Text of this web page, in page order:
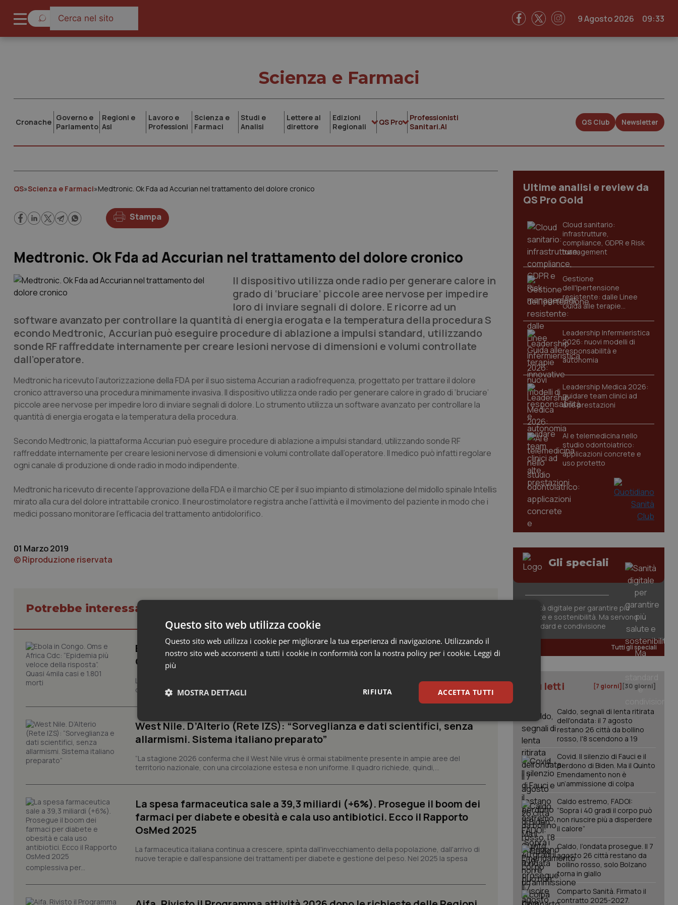
9 Agosto 2026 09:33
Scienza e Farmaci
Cronache Governo e
Parlamento
Regioni e
Asl
Lavoro e
Professioni
Scienza e
Farmaci
Studi e
Analisi
Lettere al
direttore
Edizioni
Regionali
QS Pro
Professionisti
Sanitari.AI
QS Club Newsletter
QS»Scienza e Farmaci»Medtronic. Ok Fda ad Accurian nel trattamento del dolore cronico
Stampa
Medtronic. Ok Fda ad Accurian nel trattamento del dolore cronico
Il dispositivo utilizza onde radio per generare calore in
grado di ‘bruciare’ piccole aree nervose per impedire
loro di inviare segnali di dolore. E ricorre ad un
software avanzato per controllare la quantità di energia erogata e la temperatura della procedura S
econdo Medtronic, Accurian può eseguire procedure di ablazione a impulsi standard, utilizzando
sonde RF raffreddate internamente per creare lesioni nervose di dimensioni e volumi controllate
dall’operatore.
Medtronic ha ricevuto l’autorizzazione della FDA per il suo sistema Accurian a radiofrequenza, progettato per trattare il dolore
cronico attraverso una procedura minimamente invasiva. Il dispositivo utilizza onde radio per generare calore in grado di ‘bruciare’
piccole aree nervose per impedire loro di inviare segnali di dolore. Lo strumento utilizza un software avanzato per controllare la
quantità di energia erogata e la temperatura della procedura.
Secondo Medtronic, la piattaforma Accurian può eseguire procedure di ablazione a impulsi standard, utilizzando sonde RF
raffreddate internamente per creare lesioni nervose di dimensioni e volumi controllate dall’operatore. Il medico può infatti regolare
ogni canale di produzione di onde radio in modo indipendente.
Medtronic ha ricevuto di recente l’approvazione della FDA e il marchio CE per il suo impianto di stimolazione del midollo spinale Intellis
mirato alla cura del dolore intrattabile cronico. Il neurostimolatore registra anche l’attività e il movimento del paziente in modo che i
medici possano monitorare l’efficacia del trattamento antidolorifico.
01 Marzo 2019
© Riproduzione riservata
Potrebbe interessarti in Scienza e Farmaci
Ebola in Congo. Oms e Africa Cdc: “Epidemia più veloce della risposta”.
Quasi 4mila casi e 1.801 morti
L’epidemia di Ebola nella Repubblica Democratica del Congo continua a correre e, in alcune aree orientali
del Paese, sta avanzando più rapidamente della capacità di risposta. Al 4 agosto sono...
West Nile. D’Alterio (Rete IZS): “Sorveglianza e dati scientifici, senza
allarmismi. Sistema italiano preparato”
“La stagione 2026 conferma che il West Nile virus è ormai stabilmente presente in ampie aree del
territorio nazionale, con una circolazione estesa e non uniforme. Il quadro richiede, quindi,...
La spesa farmaceutica sale a 39,3 miliardi (+6%). Prosegue il boom dei
farmaci per diabete e obesità e cala uso antibiotici. Ecco il Rapporto
OsMed 2025
La farmaceutica italiana continua a crescere, spinta dall'invecchiamento della popolazione, dall'arrivo di
nuove terapie e dall'espansione dei trattamenti per diabete e gestione del peso. Nel 2025 la spesa
complessiva per...
Ultime analisi e review da
QS Pro Gold
Cloud sanitario:
infrastrutture,
compliance, GDPR e Risk
management
Gestione
dell'Ipertensione
resistente: dalle Linee
Guida alle terapie
innovative
Leadership Infermieristica
2026: nuovi modelli di
responsabilità e
autonomia
Leadership Medica 2026:
guidare team clinici ad
alte prestazioni
AI e telemedicina nello
studio odontoiatrico:
applicazioni concrete e
uso protetto
Gli speciali
Sanità digitale per garantire più
salute e sostenibilità. Ma servono
standard e condivisione
Tutti gli speciali
I più letti [7 giorni] [30 giorni]
Caldo, segnali di lenta ritirata
dell'ondata: il 7 agosto
restano 26 città da bollino
rosso, l'8 scendono a 19
Covid. Il silenzio di Fauci e il
perdono di Biden. Ma il Quinto
Emendamento non è
un’ammissione di colpa
Caldo estremo, FADOI:
“Sopra i 40 gradi il corpo può
non riuscire più a disperdere
il calore”
Caldo, l’ondata prosegue. Il 7
agosto 26 città restano da
bollino rosso, solo Bolzano
torna in giallo
Comparto Sanità. Firmato il
contratto 2025-2027.
Questo sito web utilizza cookie
Questo sito web utilizza i cookie per migliorare la tua esperienza di navigazione. Utilizzando il
nostro sito web acconsenti a tutti i cookie in conformità con la nostra policy per i cookie. Leggi di
più
ACCETTA TUTTI
RIFIUTA
MOSTRA DETTAGLI
Necessari Statistici Marketing
I cookie necessari contribuiscono a rendere fruibile il sito web abilitandone funzionalità di base quali la navigazione sulle pagine
e l'accesso alle aree protette del sito. Il sito web non è in grado di funzionare correttamente senza questi cookie.
Nome
VISITOR_PRIVACY_METADATA
YouTube
.youtube.com
5 mesi 4
settimane
Questo cookie viene utilizzato per memorizzare le
scelte di consenso e privacy dell'utente per la loro
interazione con il sito. Registra i dati sul consenso
preferenze siano onorate nelle sessioni future.
CookieScriptConsent
CookieScript
5 mesi 3
Questo cookie viene utilizzato dal servizio Cookie-